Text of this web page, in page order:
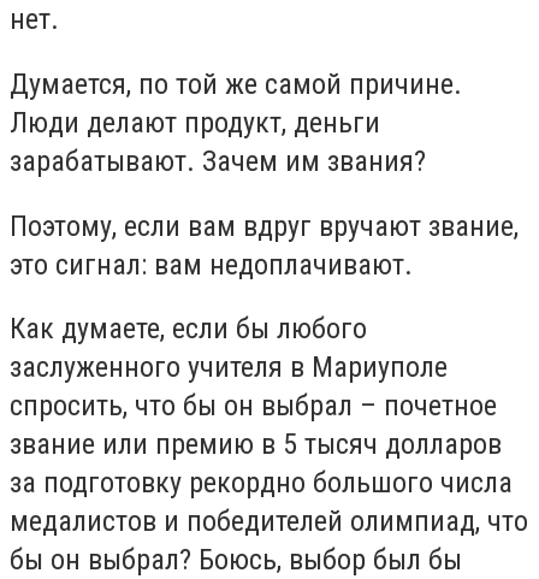
нет.
Думается, по той же самой причине.
Люди делают продукт, деньги
зарабатывают. Зачем им звания?
Поэтому, если вам вдруг вручают звание,
это сигнал: вам недоплачивают.
Как думаете, если бы любого
заслуженного учителя в Мариуполе
спросить, что бы он выбрал – почетное
звание или премию в 5 тысяч долларов
за подготовку рекордно большого числа
медалистов и победителей олимпиад, что
бы он выбрал? Боюсь, выбор был бы